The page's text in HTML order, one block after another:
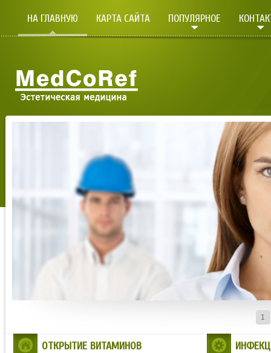
НА ГЛАВНУЮ КАРТА САЙТА ПОПУЛЯРНОЕ
1
ОТКРЫТИЕ ВИТАМИНОВ